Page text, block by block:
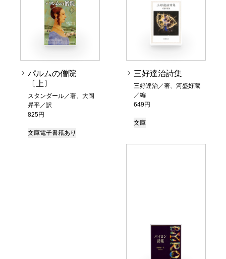
パルムの僧院
〔上〕
スタンダール／著、大岡
昇平／訳
825円
文庫電子書籍あり
三好達治詩集
三好達治／著、河盛好蔵
／編
649円
文庫